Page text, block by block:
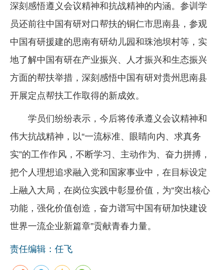
深刻感悟遵义会议精神和抗战精神的内涵。参训学
员还前往中国有研对口帮扶的铜仁市思南县，参观
中国有研援建的思南有研幼儿园和珠池坝村等，实
地了解中国有研在产业振兴、人才振兴和生态振兴
方面的帮扶举措，深刻感悟中国有研对贵州思南县
开展定点帮扶工作取得的新成效。
学员们纷纷表示，今后将传承遵义会议精神和
伟大抗战精神，以“一流标准、眼睛向内、求真务
实”的工作作风，不断学习、主动作为、奋力拼搏，
把个人理想追求融入党和国家事业中，在目标设定
上融入大局，在岗位实践中彰显价值，为“突出核心
功能，强化价值创造，奋力谱写中国有研加快建设
世界一流企业新篇章”贡献青春力量。
责任编辑：任飞